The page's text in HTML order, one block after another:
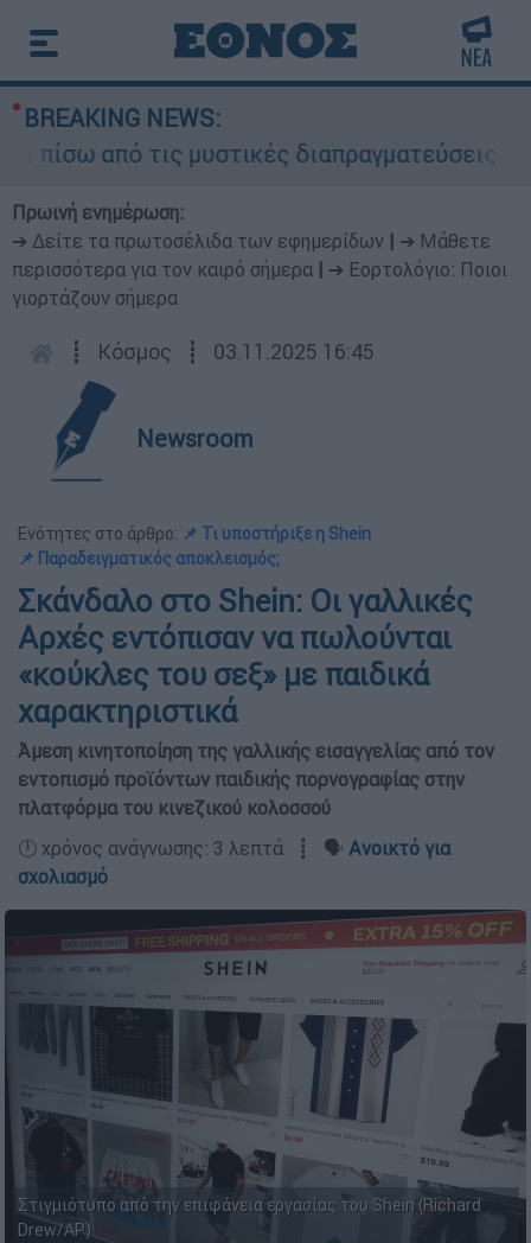
BREAKING NEWS:
από τις μυστικές διαπραγματεύσεις και
Πρωινή ενημέρωση:
➔ Δείτε τα πρωτοσέλιδα των εφημερίδων
➔ Μάθετε
περισσότερα για τον καιρό σήμερα
➔ Εορτολόγιο: Ποιοι
γιορτάζουν σήμερα
┋ Κόσμος ┋ 03.11.2025 16:45
Newsroom
Ενότητες στο άρθρο: 📌 Τι υποστήριξε η Shein
📌 Παραδειγματικός αποκλεισμός;
Σκάνδαλο στο Shein: Οι γαλλικές
Αρχές εντόπισαν να πωλούνται
«κούκλες του σεξ» με παιδικά
χαρακτηριστικά
Άμεση κινητοποίηση της γαλλικής εισαγγελίας από τον
εντοπισμό προϊόντων παιδικής πορνογραφίας στην
πλατφόρμα του κινεζικού κολοσσού
🕛 χρόνος ανάγνωσης: 3 λεπτά ┋ 🗣️ Ανοικτό για
σχολιασμό
Στιγμιότυπο από την επιφάνεια εργασίας του Shein (Richard
Drew/AP)